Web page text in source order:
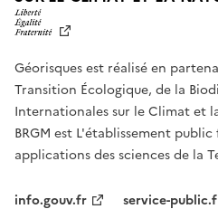
Géorisques est réalisé en
Transition Écologique, de la
Internationales sur le Climat et
BRGM est L'établissement
applications des sciences de la
info.gouv.fr
service-